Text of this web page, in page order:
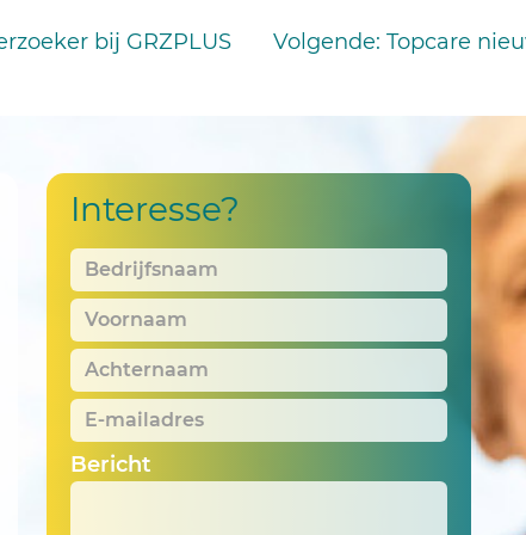
bij GRZPLUS Volgende: Topcare
Interesse?
Bedrijfsnaam
Voornaam
Achternaam
E-
mailadres *
Bericht